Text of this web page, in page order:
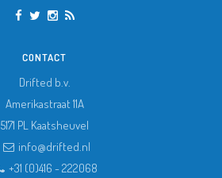
CONTACT
Drifted b.v.
Amerikastraat 11A
5171 PL Kaatsheuvel
info@drifted.nl
+31 (0)416 - 222068